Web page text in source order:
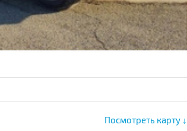
Посмотреть карту ↓